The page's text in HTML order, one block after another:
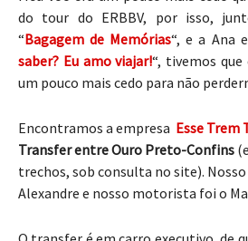
do tour do ERBBV, por isso,
“Bagagem de Memórias“, e a Ana
saber? Eu amo viajar!“, tivemos
um pouco mais cedo para não
Encontramos a empresa Esse Trem
Transfer entre Ouro Preto-Confins
trechos, sob consulta no site).
Alexandre e nosso motorista foi o